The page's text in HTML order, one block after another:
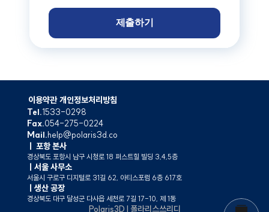
이용약관 개인정보처리방침
Tel.1533-0298
Fax.054-275-0224
Mail.help@polaris3d.co
ㅣ 포항 본사
경상북도 포항시 남구 시청로 18 퍼스트힐 빌딩 3,4,5층
ㅣ서울 사무소
서울시 구로구 디지털로 31길 62, 아티스포럼 6층 617호
ㅣ생산 공장
경상북도 대구 달성군 다사읍 세천로 7길 17-10, 제 1동
Polaris3D l 폴라리스쓰리디